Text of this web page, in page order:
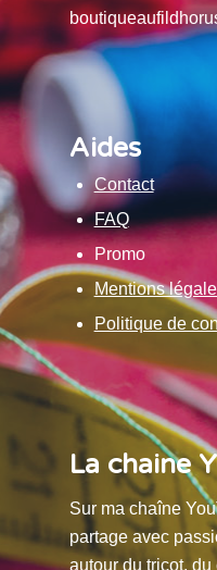
Aides
Contact
FAQ
Promo
Mentions
Politique de
La chaine
Sur ma chaîne
partage avec
autour du tricot,